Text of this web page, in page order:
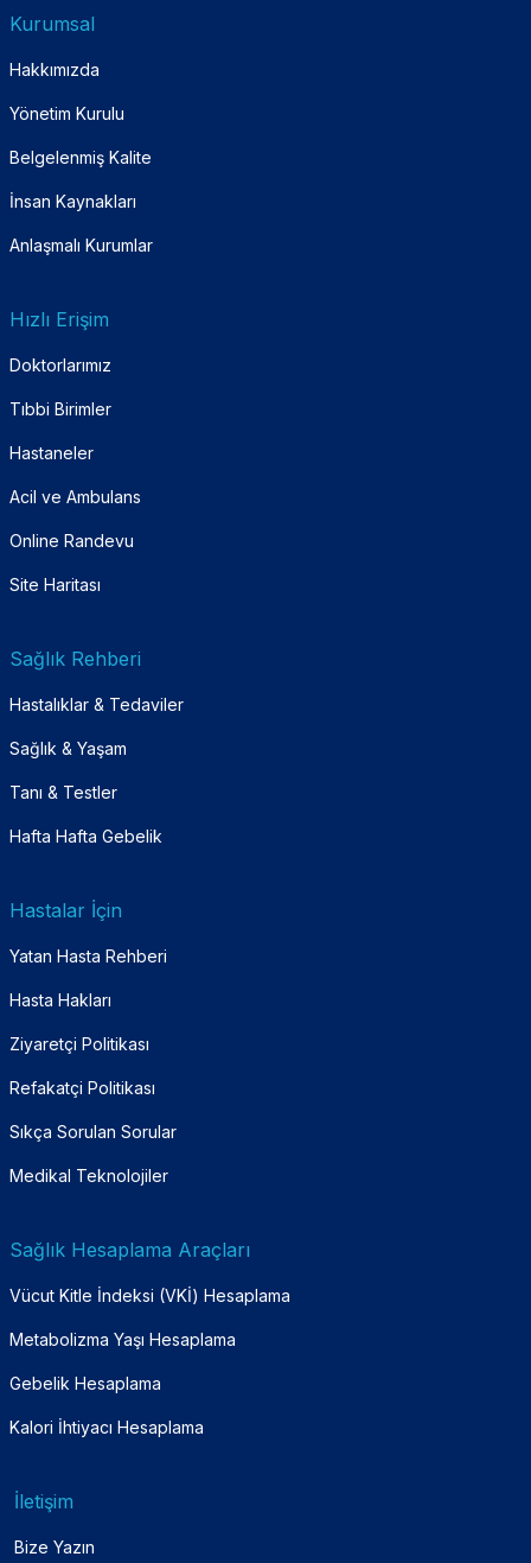
Kurumsal
Hakkımızda
Yönetim Kurulu
Belgelenmiş Kalite
İnsan Kaynakları
Anlaşmalı Kurumlar
Hızlı Erişim
Doktorlarımız
Tıbbi Birimler
Hastaneler
Acil ve Ambulans
Online Randevu
Site Haritası
Sağlık Rehberi
Hastalıklar & Tedaviler
Sağlık & Yaşam
Tanı & Testler
Hafta Hafta Gebelik
Hastalar İçin
Yatan Hasta Rehberi
Hasta Hakları
Ziyaretçi Politikası
Refakatçi Politikası
Sıkça Sorulan Sorular
Medikal Teknolojiler
Sağlık Hesaplama Araçları
Vücut Kitle İndeksi (VKİ) Hesaplama
Metabolizma Yaşı Hesaplama
Gebelik Hesaplama
Kalori İhtiyacı Hesaplama
İletişim
Bize Yazın